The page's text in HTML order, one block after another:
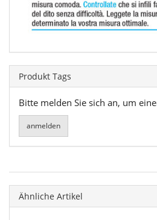
Produkt Tags
Bitte melden Sie sich an, um
Ähnliche Artikel